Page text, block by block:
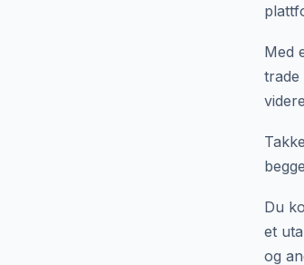
Med
trade
Du
et
og